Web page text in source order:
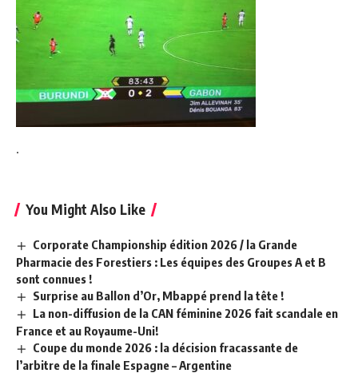
.
You Might Also Like
Corporate Championship édition 2026 / la Grande
Pharmacie des Forestiers : Les équipes des Groupes A et B
sont connues !
Surprise au Ballon d’Or, Mbappé prend la tête !
La non-diffusion de la CAN féminine 2026 fait scandale en
France et au Royaume-Uni!
Coupe du monde 2026 : la décision fracassante de
l’arbitre de la finale Espagne – Argentine